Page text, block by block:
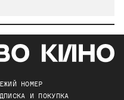
НОМЕР
И ПОКУПКА